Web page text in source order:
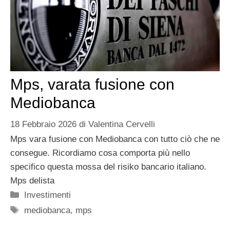
Mps, varata fusione con
Mediobanca
18 Febbraio 2026 di Valentina Cervelli
Mps vara fusione con Mediobanca con tutto ciò che ne
consegue. Ricordiamo cosa comporta più nello
specifico questa mossa del risiko bancario italiano.
Mps delista
Categorie
Investimenti
Tag
mediobanca, mps